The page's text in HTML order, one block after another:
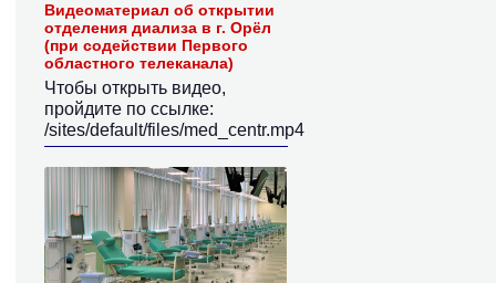
Видеоматериал об открытии
отделения диализа в г. Орёл
(при содействии Первого
областного телеканала)
Чтобы открыть видео,
пройдите по ссылке:
/sites/default/files/med_centr.mp4